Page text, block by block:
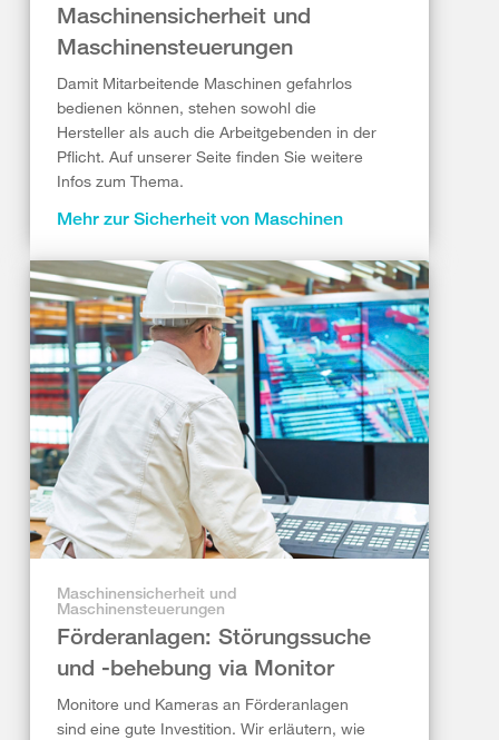
Maschinensicherheit und
Maschinensteuerungen
Damit Mitarbeitende Maschinen gefahrlos
bedienen können, stehen sowohl die
Hersteller als auch die Arbeitgebenden in der
Pflicht. Auf unserer Seite finden Sie weitere
Infos zum Thema.
Mehr zur Sicherheit von Maschinen
Maschinensicherheit und
Maschinensteuerungen
Förderanlagen: Störungssuche
und -behebung via Monitor
Monitore und Kameras an Förderanlagen
sind eine gute Investition. Wir erläutern, wie